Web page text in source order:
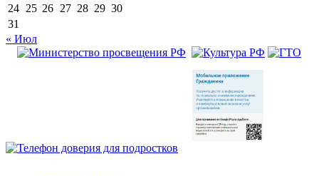
24 25 26 27 28 29 30
31
« Июл